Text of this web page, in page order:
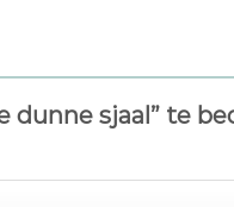
dunne sjaal” te